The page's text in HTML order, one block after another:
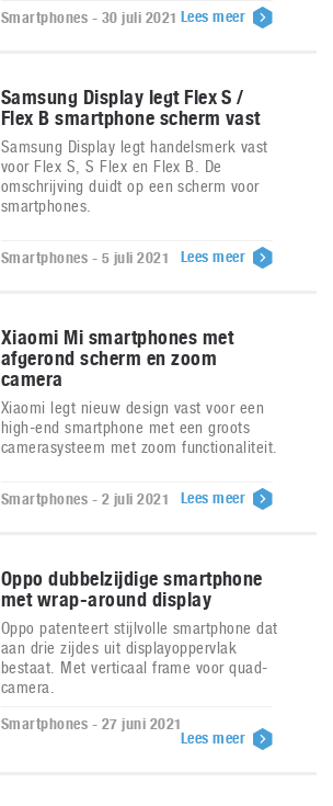
Smartphones - 30 juli 2021 Lees meer
Samsung Display legt Flex S /
Flex B smartphone scherm vast
Samsung Display legt handelsmerk vast
voor Flex S, S Flex en Flex B. De
omschrijving duidt op een scherm voor
smartphones.
Smartphones - 5 juli 2021 Lees meer
Xiaomi Mi smartphones met
afgerond scherm en zoom
camera
Xiaomi legt nieuw design vast voor een
high-end smartphone met een groots
camerasysteem met zoom functionaliteit.
Smartphones - 2 juli 2021 Lees meer
Oppo dubbelzijdige smartphone
met wrap-around display
Oppo patenteert stijlvolle smartphone dat
aan drie zijdes uit displayoppervlak
bestaat. Met verticaal frame voor quad-
camera.
Smartphones - 27 juni 2021
Lees meer